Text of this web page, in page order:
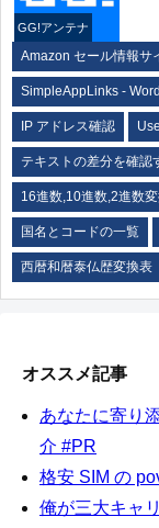
GG!アンテナ
Amazon セール情報サ
SimpleAppLinks -
IP アドレス確認
テキストの差分を確認
16進数,10進数,2進数
国名とコードの一覧
西暦和暦泰仏歴変換表
オススメ記事
あなたに寄り
介 #PR
格安 SIM の
俺が三大キャ